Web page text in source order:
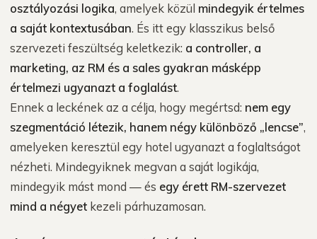
osztályozási logika, amelyek közül mindegyik értelmes
a saját kontextusában. És itt egy klasszikus belső
szervezeti feszültség keletkezik: a controller, a
marketing, az RM és a sales gyakran másképp
értelmezi ugyanazt a foglalást.
Ennek a leckének az a célja, hogy megértsd: nem egy
szegmentáció létezik, hanem négy különböző „lencse”,
amelyeken keresztül egy hotel ugyanazt a foglaltságot
nézheti. Mindegyiknek megvan a saját logikája,
mindegyik mást mond — és egy érett RM-szervezet
mind a négyet kezeli párhuzamosan.